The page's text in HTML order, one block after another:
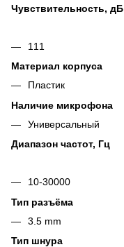
Чувствительность, дБ
111
Материал корпуса
Пластик
Наличие микрофона
Универсальный
Диапазон частот, Гц
10-30000
Тип разъёма
3.5 mm
Тип шнура